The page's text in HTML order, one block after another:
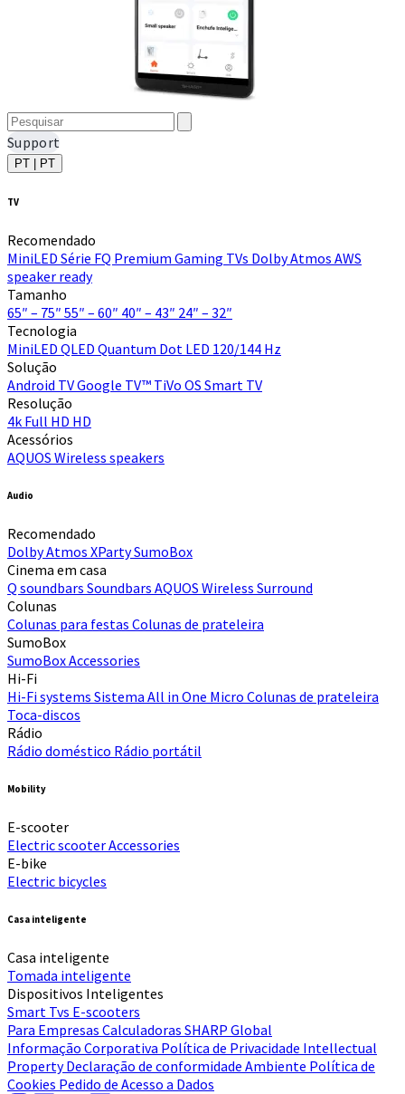
Support
PT | PT
TV
Recomendado
MiniLED Série FQ Premium Gaming TVs Dolby Atmos AWS
speaker ready
Tamanho
65″ – 75″ 55″ – 60″ 40″ – 43″ 24″ – 32″
Tecnologia
MiniLED QLED Quantum Dot LED 120/144 Hz
Solução
Android TVGoogle TV™ TiVo OS Smart TV
Resolução
4k Full HD HD
Acessórios
AQUOS Wireless speakers
Audio
Recomendado
Dolby Atmos XPartySumoBox
Cinema em casa
Q soundbars Soundbars AQUOS Wireless Surround
Colunas
Colunas para festas Colunas de prateleira
SumoBox
SumoBoxAccessories
Hi-Fi​
Hi-Fi systems Sistema All in One Micro Colunas de prateleira
Toca-discos
Rádio
Rádio doméstico Rádio portátil
Mobility
E-scooter
Electric scooterAccessories
E-bike
Electric bicycles
Casa inteligente
Casa inteligente
Tomada inteligente
Dispositivos Inteligentes
Smart Tvs E-scooters
Para Empresas Calculadoras SHARP Global
Informação Corporativa Política de Privacidade Intellectual
PropertyDeclaração de conformidade Ambiente Política de
Cookies Pedido de Acesso a Dados